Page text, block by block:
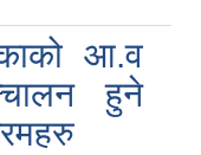
आ.व
हुने